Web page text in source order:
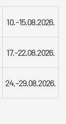
10.-15.08.2026.
17.-22.08.2026.
24.-29.08.2026.